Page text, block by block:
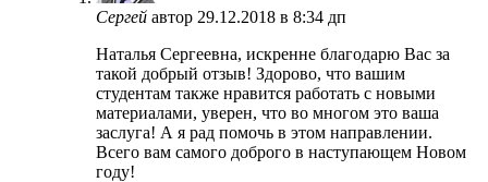
Сергей автор 29.12.2018 в 8:34 дп
Наталья Сергеевна, искренне благодарю Вас за
такой добрый отзыв! Здорово, что вашим
студентам также нравится работать с новыми
материалами, уверен, что во многом это ваша
заслуга! А я рад помочь в этом направлении.
Всего вам самого доброго в наступающем Новом
году!